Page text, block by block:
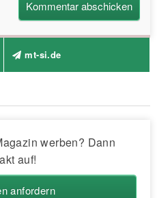
mt-si.de
werben? Dann
auf!
anfordern